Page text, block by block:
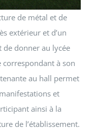
de métal et de
extérieur et d’un
de donner au lycée
à son
au hall permet
et
ainsi à la
de l’établissement.